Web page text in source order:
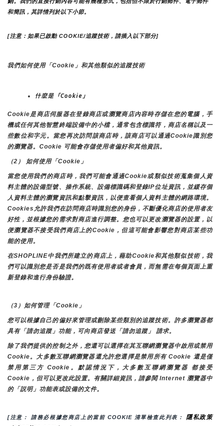
和簡訊，其詳情列於以下小節。
[注意：如果已啟動 COOKIE/追蹤技術，請插入以下部分]
我們如何使用「Cookie」和其他類似的追蹤技術
什麼是「Cookie」
Cookie是商店伺服器在登錄商店或瀏覽商店內容時存儲在您的電腦，手
機或任何其他智慧終端設備中的小檔，通常包含標識符，商店名稱以及一
些數位和字元。當您再次訪問該商店時，該商店可以通過Cookie識別您
的瀏覽器。Cookie 可能會存儲使用者偏好和其他資訊。
（2） 如何使用「Cookie」
當您使用我們的商店時，我們可能會通過Cookie或類似技術蒐集個人資
料主體的設備型號、操作系統、設備標識碼和登錄IP位址資訊，並緩存個
人資料主體的瀏覽資訊和點擊資訊，以便查看個人資料主體的網路環境。
Cookies允許我們在訪問商店時識別您的身份，不斷優化商店的使用者友
好性，並根據您的需求對商店進行調整。您也可以更改瀏覽器的設置，以
便瀏覽器不接受我們商店上的Cookie，但這可能會影響您對商店某些功
能的使用。
在SHOPLINE中我們所建立的商店上，藉助Cookie和其他類似技術，我
們可以識別您是否是我們的既有使用者或者會員，而無需在每個頁面上重
新登錄和進行身份驗證。
（3）如何管理「Cookie」
您可以根據自己的偏好來管理或刪除某些類別的追蹤技術。許多瀏覽器都
具有「請勿追蹤」功能，可向商店發送「請勿追蹤」 請求。
除了我們提供的控制之外，您還可以選擇在其互聯網瀏覽器中啟用或禁用
Cookie。大多數互聯網瀏覽器還允許您選擇是禁用所有 Cookie 還是僅
禁用第三方 Cookie。默認情況下，大多數互聯網瀏覽器 都接受
Cookie，但可以更改此設置。有關詳細資訊，請參閱 Internet 瀏覽器中
的「説明」功能表或設備的文件。
[注意： 請務必根據您商店上的當前 COOKIE 清單檢查此列表： 隱私政策